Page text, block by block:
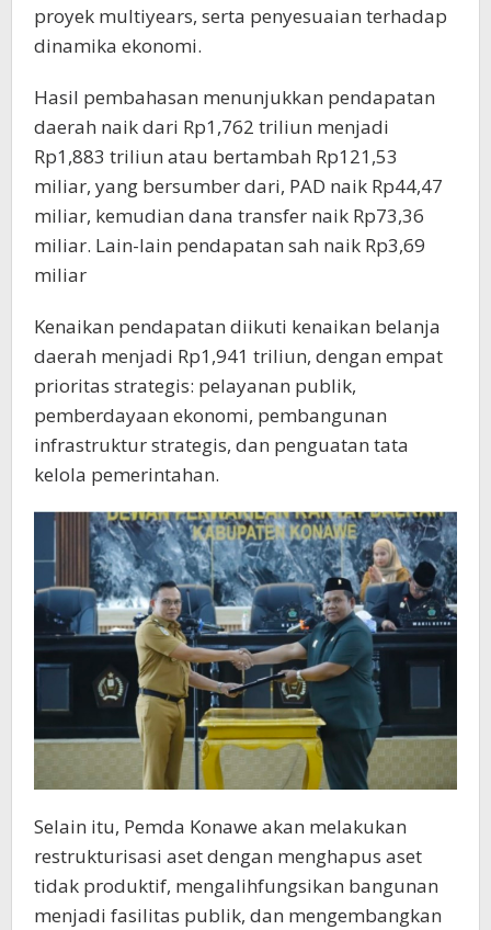
proyek multiyears, serta penyesuaian terhadap
dinamika ekonomi.
Hasil pembahasan menunjukkan pendapatan
daerah naik dari Rp1,762 triliun menjadi
Rp1,883 triliun atau bertambah Rp121,53
miliar, yang bersumber dari, PAD naik Rp44,47
miliar, kemudian dana transfer naik Rp73,36
miliar. Lain-lain pendapatan sah naik Rp3,69
miliar
Kenaikan pendapatan diikuti kenaikan belanja
daerah menjadi Rp1,941 triliun, dengan empat
prioritas strategis: pelayanan publik,
pemberdayaan ekonomi, pembangunan
infrastruktur strategis, dan penguatan tata
kelola pemerintahan.
Selain itu, Pemda Konawe akan melakukan
restrukturisasi aset dengan menghapus aset
tidak produktif, mengalihfungsikan bangunan
menjadi fasilitas publik, dan mengembangkan